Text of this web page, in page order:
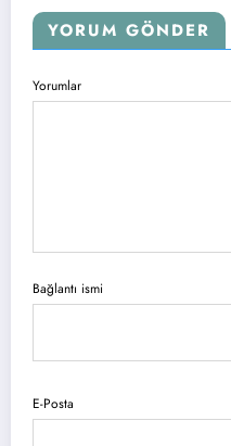
YORUM GÖNDER
Yorumlar
Bağlantı ismi
E-Posta